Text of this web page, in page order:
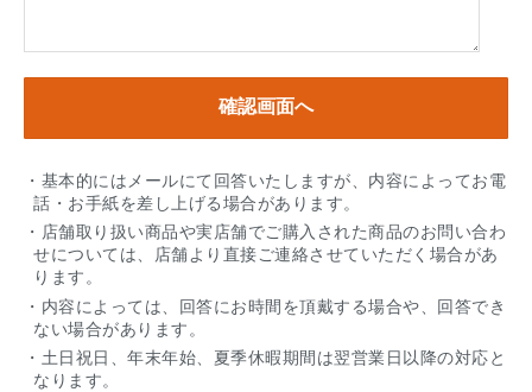
・基本的にはメールにて回答いたしますが、内容によってお電
話・お手紙を差し上げる場合があります。
・店舗取り扱い商品や実店舗でご購入された商品のお問い合わ
せについては、店舗より直接ご連絡させていただく場合があ
ります。
・内容によっては、回答にお時間を頂戴する場合や、回答でき
ない場合があります。
・土日祝日、年末年始、夏季休暇期間は翌営業日以降の対応と
なります。